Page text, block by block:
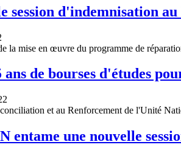
session d'indemnisation
la mise en œuvre du programme de
de bourses d'études
et au Renforcement de l'Unité
entame une nouvelle